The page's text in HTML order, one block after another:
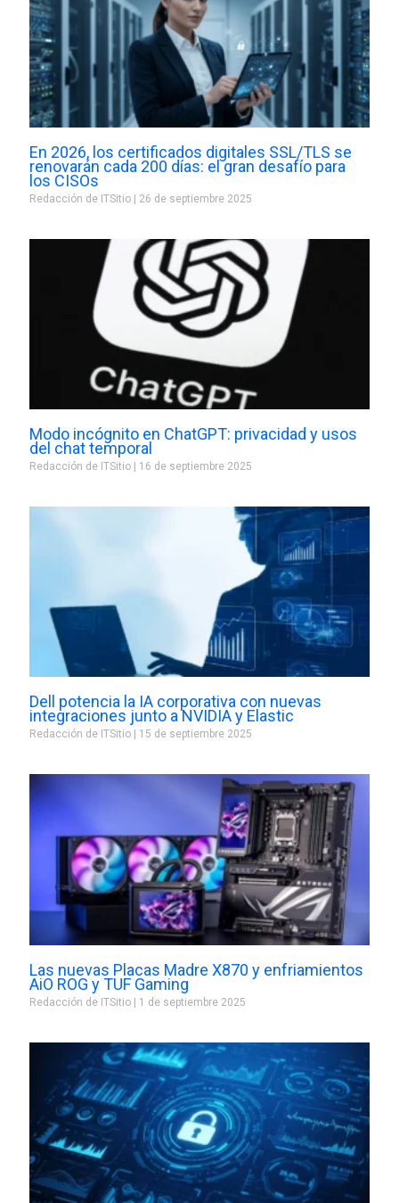
En 2026, los certificados digitales SSL/TLS se
renovarán cada 200 días: el gran desafío para
los CISOs
Redacción de ITSitio 26 de septiembre 2025
Modo incógnito en ChatGPT: privacidad y usos
del chat temporal
Redacción de ITSitio 16 de septiembre 2025
Dell potencia la IA corporativa con nuevas
integraciones junto a NVIDIA y Elastic
Redacción de ITSitio 15 de septiembre 2025
Las nuevas Placas Madre X870 y enfriamientos
AiO ROG y TUF Gaming
Redacción de ITSitio 1 de septiembre 2025